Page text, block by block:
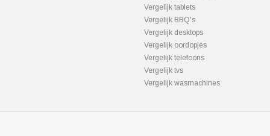
Vergelijk tablets
Vergelijk BBQ's
Vergelijk desktops
Vergelijk oordopjes
Vergelijk telefoons
Vergelijk tvs
Vergelijk wasmachines